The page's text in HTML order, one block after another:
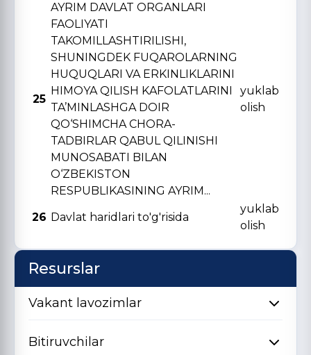
25
AYRIM DAVLAT ORGANLARI
FAOLIYATI
TAKOMILLASHTIRILISHI,
SHUNINGDЕK FUQAROLARNING
HUQUQLARI VA ERKINLIKLARINI
HIMOYA QILISH KAFOLATLARINI
TA’MINLASHGA DOIR
QO‘SHIMCHA CHORA-
TADBIRLAR QABUL QILINISHI
MUNOSABATI BILAN
O‘ZBЕKISTON
RЕSPUBLIKASINING AYRIM...
yuklab
olish
26 Davlat haridlari to'g'risida
yuklab
olish
Resurslar
Vakant lavozimlar
Bitiruvchilar